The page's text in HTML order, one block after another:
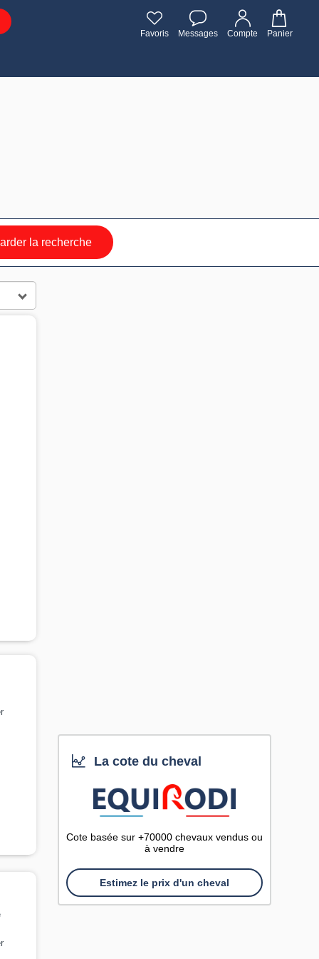
Favoris Messages Compte Panier
la recherche
La cote du cheval
Cote basée sur +70000 chevaux vendus ou
à vendre
Estimez le prix d'un cheval